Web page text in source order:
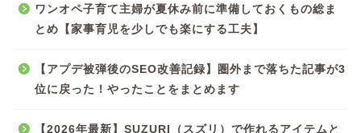
ワンオペ子育て主婦が夏休み前に準備しておくもの総ま
とめ【家事育児を少しでも楽にする工夫】
【アプデ被弾後のSEO改善記録】圏外まで落ちた記事が3
位に戻った！やったことをまとめます
【2026年最新】SUZURI（スズリ）で作れるアイテムと